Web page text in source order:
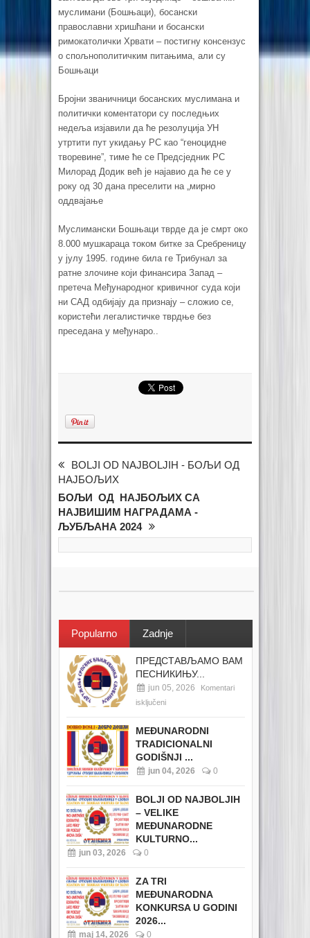
муслимани (Бошњаци), босански
православни хришћани и босански
римокатолички Хрвати – постигну консензус
о спољнополитичким питањима, али су
Бошњаци
Бројни званичници босанских муслимана и
политички коментатори су последњих
недеља изјавили да ће резолуција УН
утртити пут укидању РС као “геноцидне
творевине”, тиме ће се Предсједник РС
Милорад Додик већ је најавио да ће се у
року од 30 дана преселити на „мирно
оддвајање
Муслимански Бошњаци тврде да је смрт око
8.000 мушкараца током битке за Сребреницу
у јулу 1995. године била ге Трибунал за
ратне злочине који финансира Запад –
претеча Међународног кривичног суда који
ни САД одбијају да признају – сложио се,
користећи легалистичке тврдње без
преседана у међунаро..
BOLJI OD NAJBOLJIH - БОЉИ ОД
НАЈБОЉИХ
БОЉИ ОД НАЈБОЉИХ СА
НАЈВИШИМ НАГРАДАМА -
ЉУБЉАНА 2024
Popularno Zadnje
ПРЕДСТАВЉАМО ВАМ
ПЕСНИКИЊУ...
jun 05, 2026
Komentari
isključeni
MEĐUNARODNI
TRADICIONALNI
GODIŠNJI ...
jun 04, 2026 0
BOLJI OD NAJBOLJIH
– VELIKE
MEĐUNARODNE
KULTURNO...
jun 03, 2026 0
ZA TRI
MEĐUNARODNA
KONKURSA U GODINI
2026...
maj 14, 2026 0